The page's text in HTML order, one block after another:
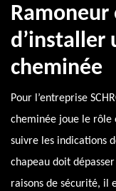
Ramoneur
d’installer
cheminée
Pour l’entreprise
cheminée joue le rôle
suivre les indications
chapeau doit
raisons de sécurité, il